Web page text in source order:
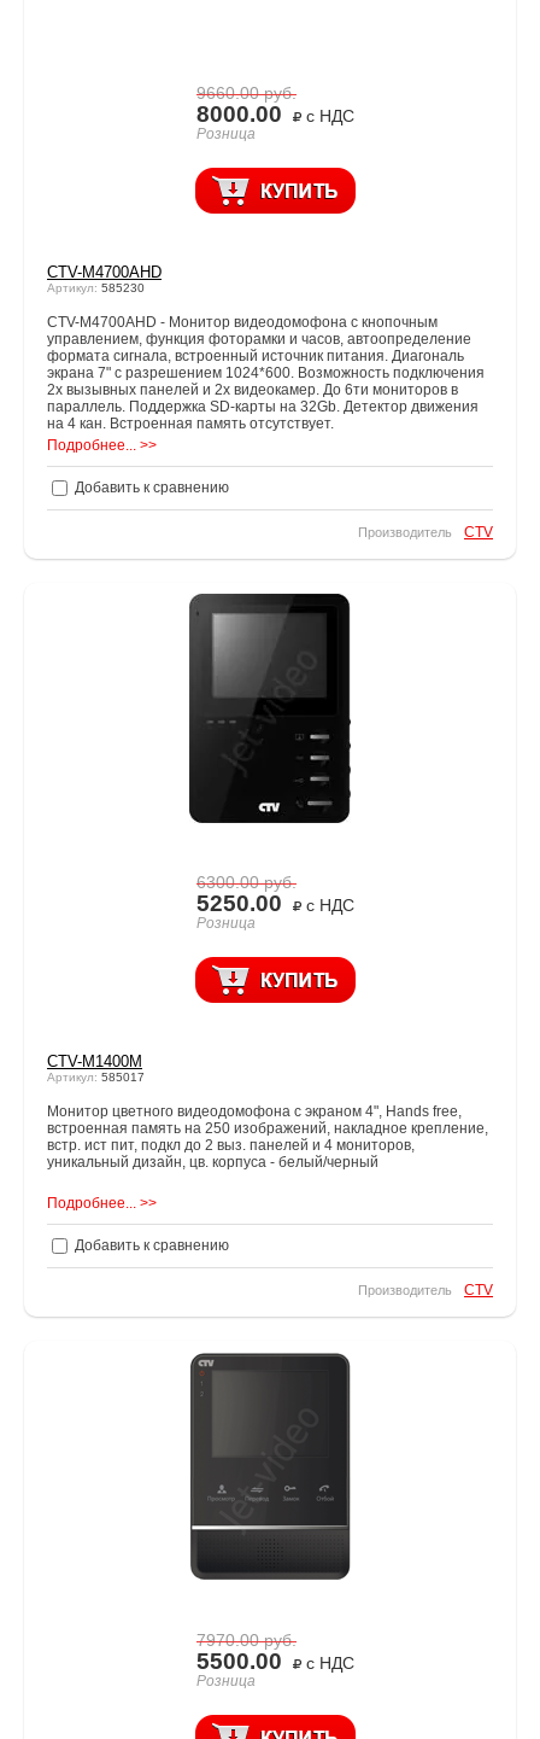
9660.00руб.
8000.00 с НДС
Розница
CTV-M4700AHD
Артикул: 585230
CTV-M4700AHD - Монитор видеодомофона с кнопочным
управлением, функция фоторамки и часов, автоопределение
формата сигнала, встроенный источник питания. Диагональ
экрана 7" с разрешением 1024*600. Возможность подключения
2х вызывных панелей и 2х видеокамер. До 6ти мониторов в
параллель. Поддержка SD-карты на 32Gb. Детектор движения
на 4 кан. Встроенная память отсутствует.
Подробнее... >>
Добавить к сравнению
Производитель CTV
6300.00руб.
5250.00 с НДС
Розница
CTV-M1400M
Артикул: 585017
Монитор цветного видеодомофона с экраном 4", Hands free,
встроенная память на 250 изображений, накладное крепление,
встр. ист пит, подкл до 2 выз. панелей и 4 мониторов,
уникальный дизайн, цв. корпуса - белый/черный
Подробнее... >>
Добавить к сравнению
Производитель CTV
7970.00руб.
5500.00 с НДС
Розница